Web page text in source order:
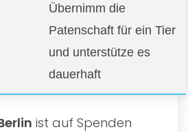
Übernimm die
Patenschaft für ein Tier
und unterstütze es
dauerhaft
ist auf Spenden